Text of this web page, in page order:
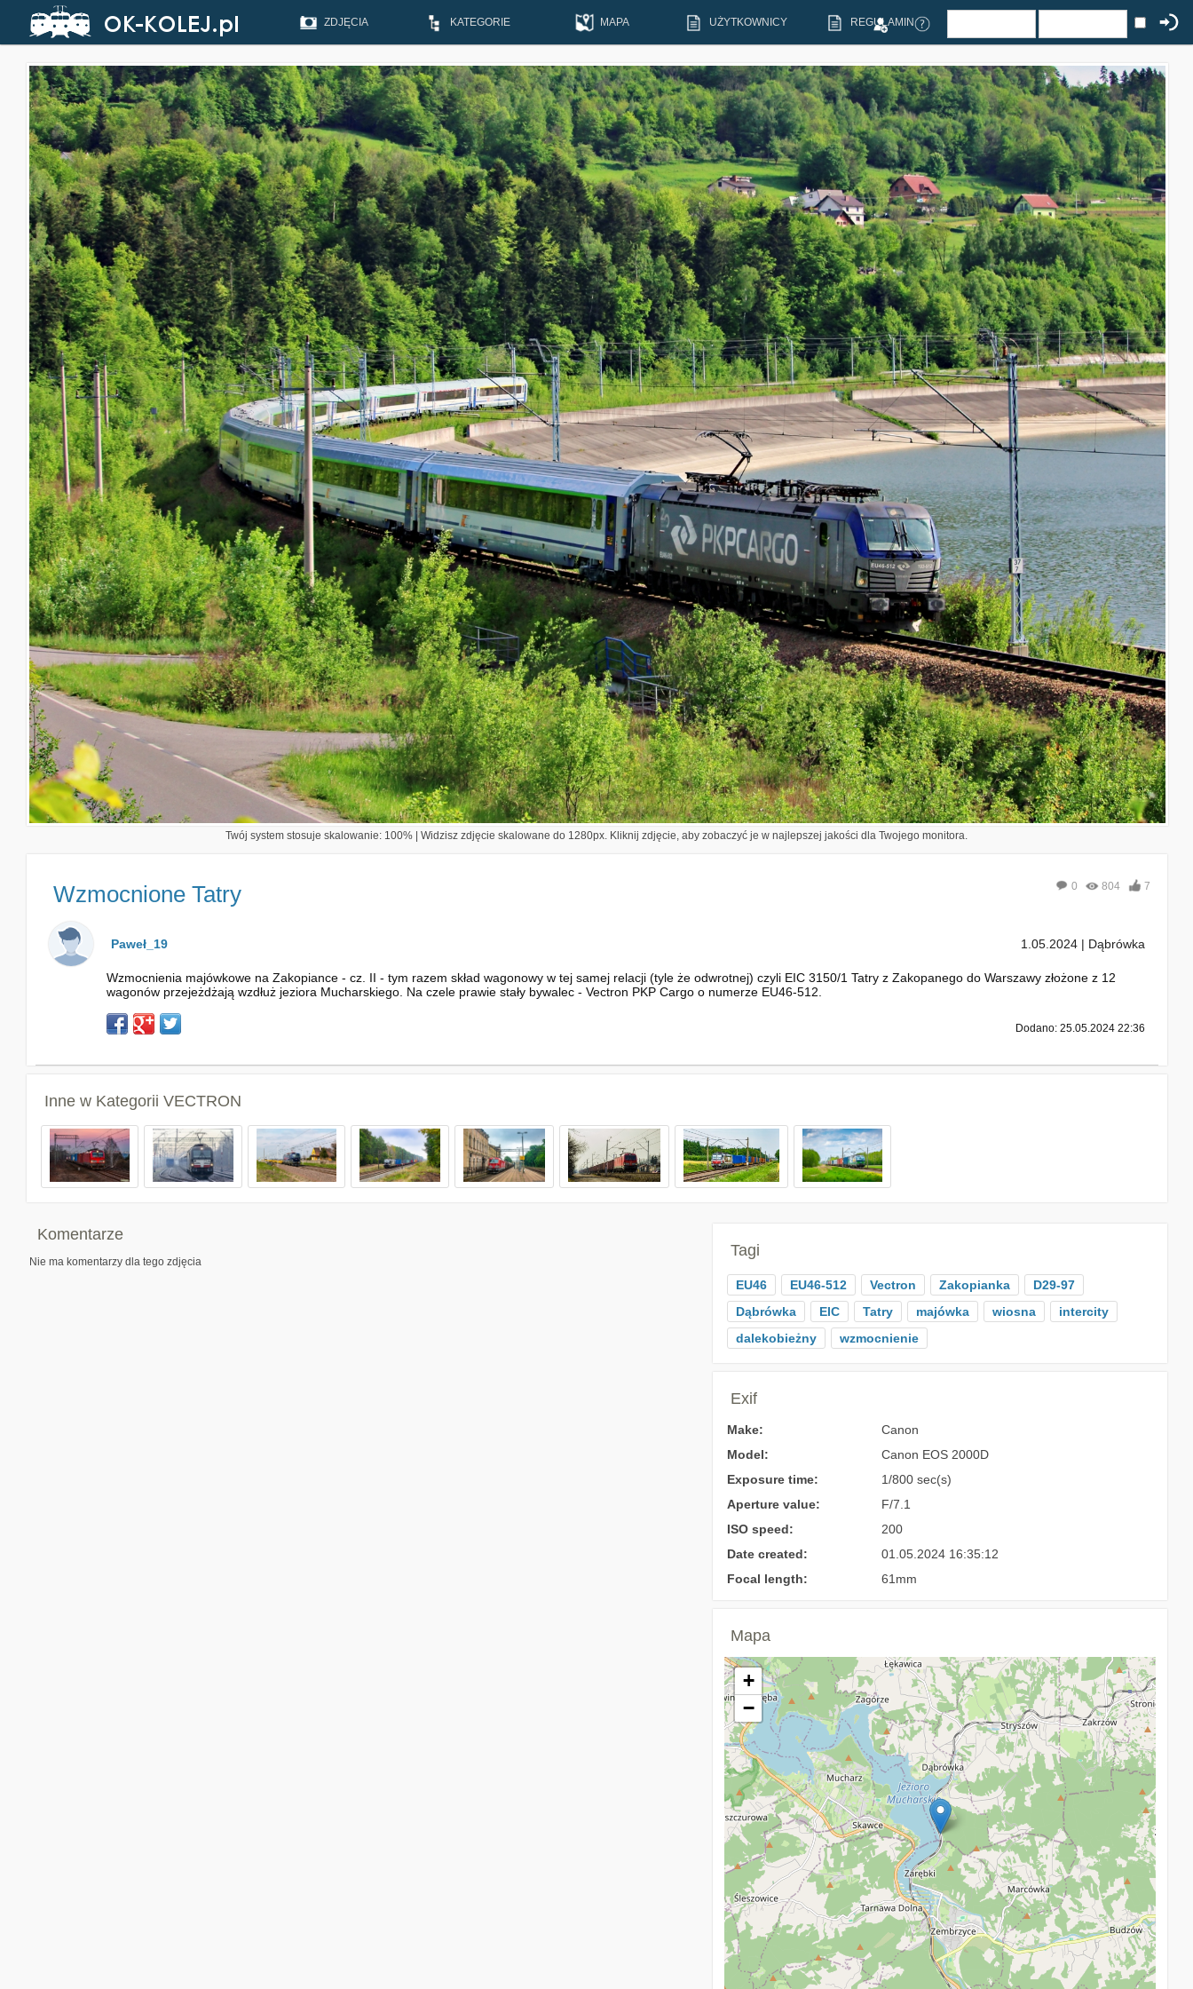
ZDJĘCIA KATEGORIE MAPA UŻYTKOWNICY REGULAMIN
Twój system stosuje skalowanie: 100% | Widzisz zdjęcie skalowane do 1280px. Kliknij zdjęcie, aby zobaczyć je w najlepszej jakości dla Twojego monitora.
Wzmocnione Tatry 0 804 7
Paweł_19 1.05.2024 | Dąbrówka
Wzmocnienia majówkowe na Zakopiance - cz. II - tym razem skład wagonowy w tej samej relacji (tyle że odwrotnej) czyli EIC 3150/1 Tatry z Zakopanego do Warszawy złożone z 12
wagonów przejeżdżają wzdłuż jeziora Mucharskiego. Na czele prawie stały bywalec - Vectron PKP Cargo o numerze EU46-512.
Dodano: 25.05.2024 22:36
Inne w Kategorii VECTRON
Komentarze
Nie ma komentarzy dla tego zdjęcia
Tagi
EU46 EU46-512 Vectron Zakopianka
D29-97
Dąbrówka
EIC Tatry majówka wiosna
intercity
dalekobieżny
wzmocnienie
Exif
Make:
Canon
Model:
Canon EOS 2000D
Exposure time:
1/800 sec(s)
Aperture value:
F/7.1
ISO speed:
200
Date created:
01.05.2024 16:35:12
Focal length:
61mm
Mapa
+
−